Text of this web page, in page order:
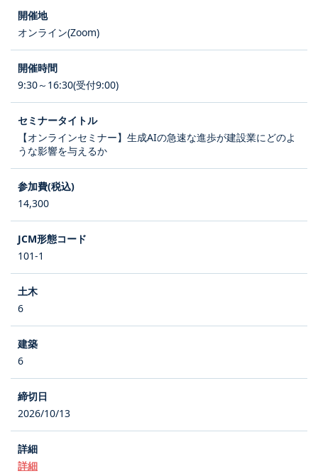
オンライン(Zoom)
9:30～16:30(受付9:00)
【オンラインセミナー】生成AIの急速な進歩が建設業にどのよ
うな影響を与えるか
14,300
101-1
6
6
2026/10/13
詳細